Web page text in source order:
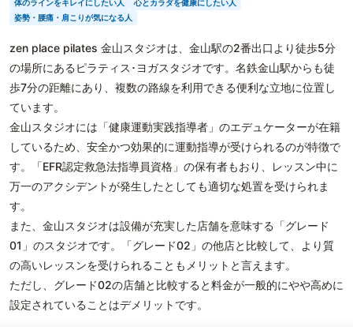
体のラインをキレイにしたい人
心とカラダを健康にしたい人
姿勢・腰痛・肩こりが気になる人
zen place pilates 金山スタジオは、金山駅の2番出口より徒歩5分
の場所にあるピラティス･ヨガスタジオです。名鉄金山駅からも徒
歩7分の距離にあり、複数の路線を利用できる便利な立地に位置し
ています。
金山スタジオには「健康運動実践指導者」のエデュケーターが在籍
しているため、安全かつ効果的に運動指導が受けられるのが特徴で
す。「EFR認定救急法指導員資格」の保有者もおり、レッスン中に
万一のアクシデントが発生したとしても適切な処置を受けられま
す。
また、金山スタジオは設備が充実した店舗を意味する「グレード
01」のスタジオです。「グレード02」の他店と比較して、より質
の高いレッスンを受けられることもメリットと言えます。
ただし、グレード02の店舗と比較すると料金が一般的にやや高めに
設定されていることはデメリットです。